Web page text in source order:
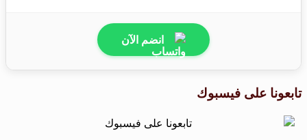
انضم الآن
تابعونا على فيسبوك